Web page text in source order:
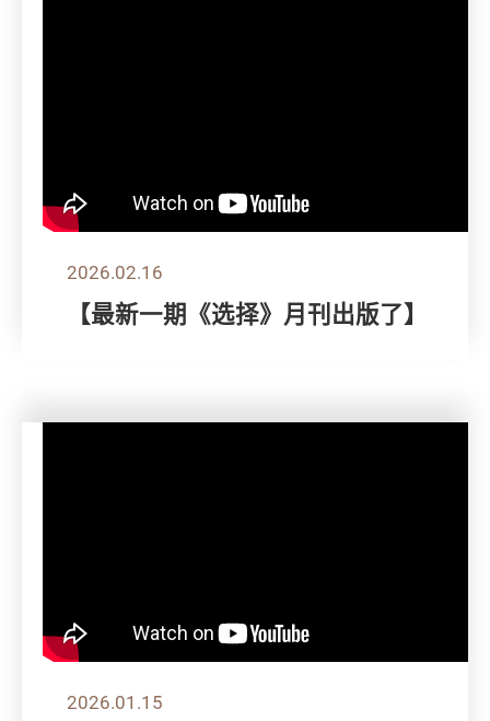
2026.02.16
【最新一期《选择》月刊出版了】
2026.01.15